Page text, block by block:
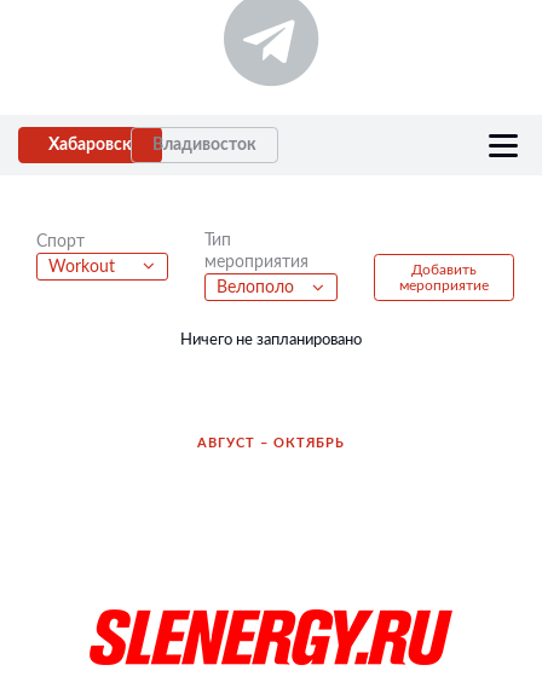
Хабаровск Владивосток
Спорт
Workout
Тип
мероприятия
Велополо
Добавить
мероприятие
Ничего не запланировано
АВГУСТ – ОКТЯБРЬ